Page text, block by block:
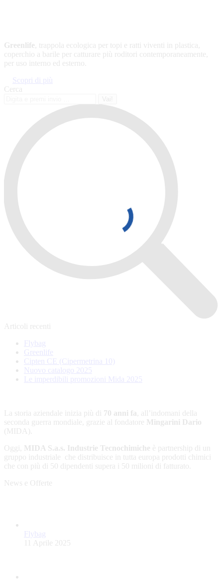
Greenlife , trappola ecologica per topi e ratti viventi in plastica,
coperchio a barile per catturare più roditori contemporaneamente,
per uso interno ed esterno.
Scopri di più
Cerca
Articoli recenti
Flybag
Greenlife
Cipten CE (Cipermetrina 10)
Nuovo catalogo 2025
Le imperdibili promozioni Mida 2025
La storia aziendale inizia più di 70 anni fa , all’indomani della
seconda guerra mondiale, grazie al fondatore Mingarini Dario
(MIDA).
Oggi,
MIDA S.a.s. Industrie Tecnochimiche è partnership di un
gruppo industriale che distribuisce in tutta europa prodotti chimici
che con più di 50 dipendenti supera i 50 milioni di fatturato.
News e Offerte
Flybag
11 Aprile 2025